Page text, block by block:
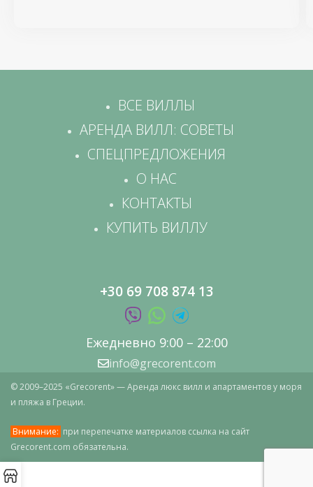
ВСЕ ВИЛЛЫ
АРЕНДА ВИЛЛ: СОВЕТЫ
СПЕЦПРЕДЛОЖЕНИЯ
О НАС
КОНТАКТЫ
КУПИТЬ ВИЛЛУ
+30 69 708 874 13
Ежедневно 9:00 – 22:00
info@grecorent.com
© 2009–2025 «Grecorent» — Аренда люкс вилл и апартаментов у моря
и пляжа в Греции.
Внимание: при перепечатке материалов ссылка на сайт
Grecorent.com обязательна.